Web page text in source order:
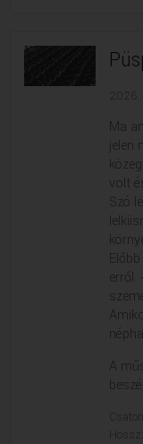
Ma
jelen
volt
Szó
erről.
A